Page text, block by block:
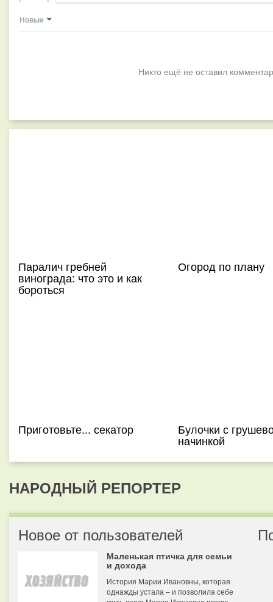
Новые
Никто ещё не оставил
Паралич гребней
винограда: что это и как
бороться
Огород по плану
Приготовьте... секатор Булочки с
начинкой
НАРОДНЫЙ РЕПОРТЕР
Новое от пользователей
Маленькая птичка для семьи
и дохода
История Марии Ивановны, которая
однажды устала – и позволила себе